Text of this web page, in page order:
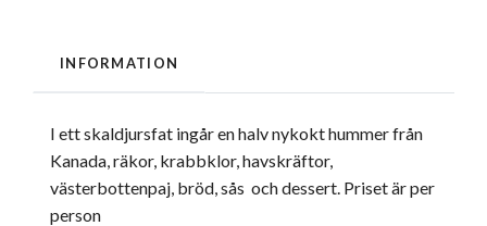
INFORMATION
I ett skaldjursfat ingår en halv nykokt hummer från
Kanada, räkor, krabbklor, havskräftor,
västerbottenpaj, bröd, sås och dessert. Priset är per
person